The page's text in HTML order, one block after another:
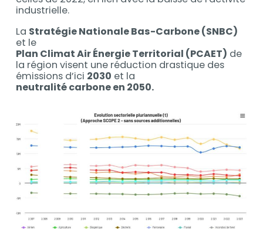
industrielle.
La Stratégie Nationale Bas-Carbone (SNBC)
et le
Plan Climat Air Énergie Territorial (PCAET) de
la région visent une réduction drastique des
émissions d’ici 2030 et la
neutralité carbone en 2050.